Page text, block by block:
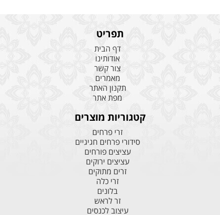
תפריט
דף הבית
אודותינו
צור קשר
מאמרים
תקנון האתר
מפת אתר
קטגוריות מוצרים
זרי פרחים
סידורי פרחים חגיגיים
עציצים פורחים
עציצים ירוקים
זרים מתוקים
זרי כלה
בלונים
זר לראש
עיצוב לכנסים